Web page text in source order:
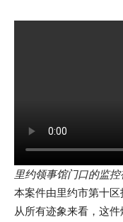
里约领事馆门口的监控
本案件由里约市第十
从所有迹象来看，这件